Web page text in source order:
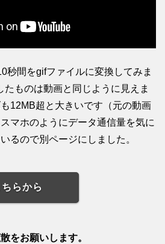
秒間をgifファイルに変換してみま
たものは動画と同じように見えま
12MB超と大きいです（元の動画
マホのようにデータ通信量を気に
るので別ページにしました。
らから
をお願いします。